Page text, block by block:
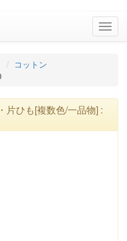
コットン
片ひも[複数色/一品物] :